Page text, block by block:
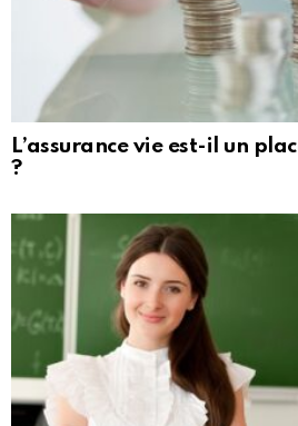
L’assurance vie est-il un
?